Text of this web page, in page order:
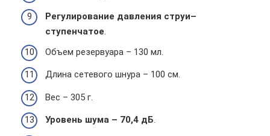
Регулирование давления струи–
ступенчатое.
Объем резервуара – 130 мл.
Длина сетевого шнура – 100 см.
Вес – 305 г.
Уровень шума – 70,4 дБ.